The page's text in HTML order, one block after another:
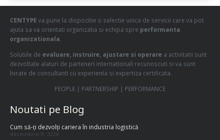
CENTYPE va pune la dispozitie o selectie unica de servicii care va pot
ajuta sa va orientati organizatia si echipa spre performanta
organizationala.
Solutiile de evaluare, instruire, ajustare si operare a activitatii sunt
dezvoltate alaturi de parteneri internationali recunoscuti si va sunt
livrate de consultanti cu experienta si expertiza certificata.
PEOPLE | PARTNERSHIP | PERFORMANCE
Noutati pe Blog
Cum să-ți dezvolți cariera în industria logistică
decembrie 9, 2024